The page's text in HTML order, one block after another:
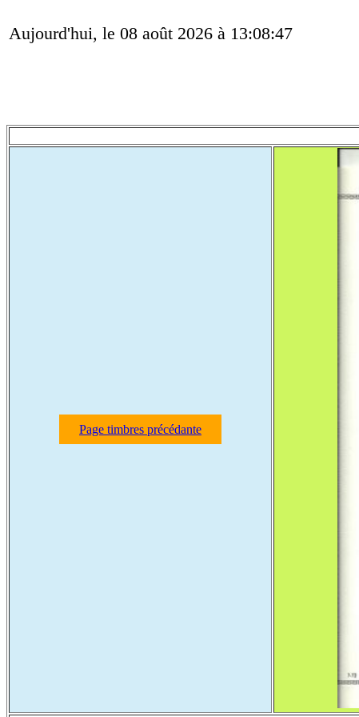
Aujourd'hui, le 08 août 2026 à 13:08:47
Page timbres précédante